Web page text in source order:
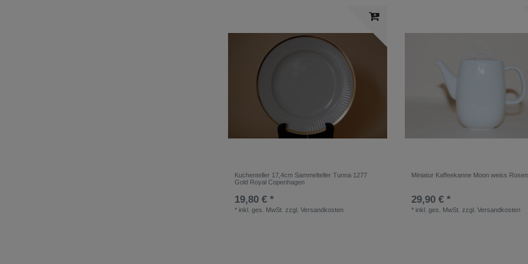
Kuchenteller 17,4cm Sammelteller Tunna 1277
Gold Royal Copenhagen
19,80 € *
* inkl. ges. MwSt. zzgl.Versandkosten
Miniatur Kaffeekanne Moon weiss
29,90 € *
* inkl. ges. MwSt. zzgl.Versandkosten